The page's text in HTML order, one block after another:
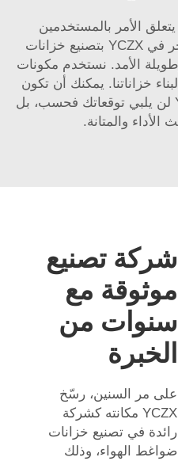
الأمر بالمستخدمين
الصناعيين، ولهذا السبب نفخر في YCZX بتصنيع خزانات
الأمد. نستخدم مكونات
خزاناتنا. يمكنك أن تكون
على يقين من أن خزان YCZX لن يلبي توقعاتك فحسب، بل
والمتانة.
شركة تصنيع
موثوقة مع
سنوات من
الخبرة
على مر السنين، رسّخ
YCZX مكانته كشركة
رائدة في تصنيع خزانات
ضواغط الهواء، وذلك